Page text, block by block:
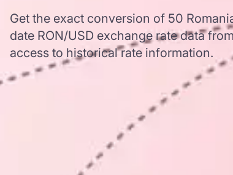
Get the exact conversion of 50
date RON/USD exchange rate data
access to historical rate information.